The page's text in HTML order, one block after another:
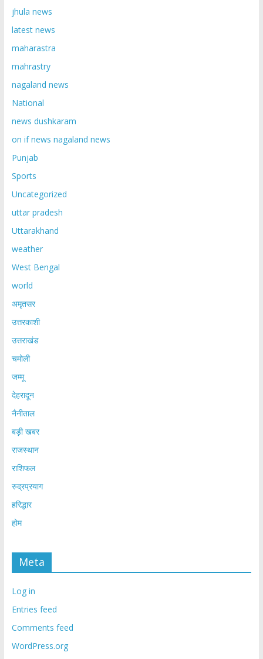
jhula news
latest news
maharastra
mahrastry
nagaland news
National
news dushkaram
on if news nagaland news
Punjab
Sports
Uncategorized
uttar pradesh
Uttarakhand
weather
West Bengal
world
अमृतसर
उत्तरकाशी
उत्तराखंड
चमोली
जम्मू
देहरादून
नैनीताल
बड़ी खबर
राजस्थान
राशिफल
रुद्रप्रयाग
हरिद्धार
होम
Meta
Log in
Entries feed
Comments feed
WordPress.org